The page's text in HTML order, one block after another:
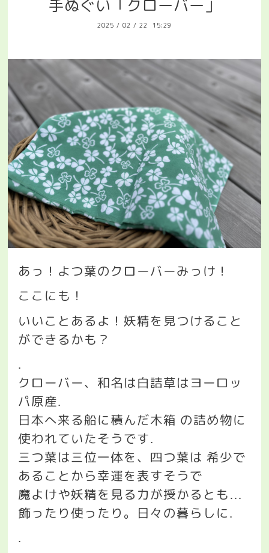
手ぬぐい「クローバー」
2025 / 02 / 22 15:29
あっ！よつ葉のクローバーみっけ！
ここにも！
いいことあるよ！妖精を見つけること
ができるかも？
.
クローバー、和名は白詰草はヨーロッ
パ原産.
日本へ来る船に積んだ木箱 の詰め物に
使われていたそうです.
三つ葉は三位一体を、四つ葉は 希少で
あることから幸運を表すそうで
魔よけや妖精を見る力が授かるとも …
飾ったり使ったり。日々の暮らしに .
.